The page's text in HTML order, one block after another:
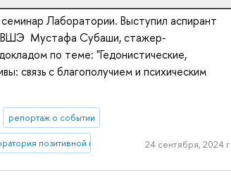
Лаборатории. Выступил аспирант
ВШЭ Мустафа Субаши, стажер-
по теме: "Гедонистические,
связь с благополучием и психическим
репортаж о событии
позитивной психологии личности и мотивации
24 сентября, 2024 г.